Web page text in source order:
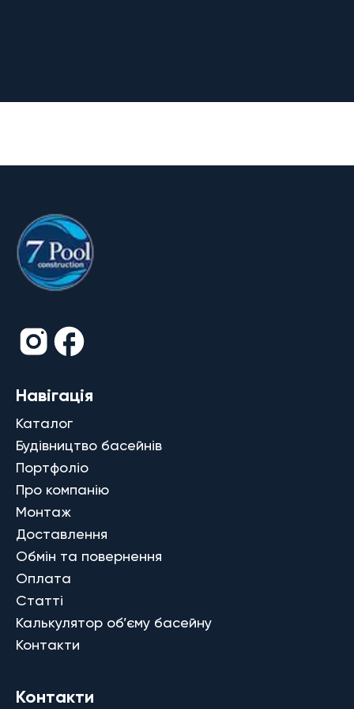
Навігація
Каталог
Будівництво басейнів
Портфоліо
Про компанію
Монтаж
Доставлення
Обмін та повернення
Оплата
Статті
Калькулятор об’єму басейну
Контакти
Контакти